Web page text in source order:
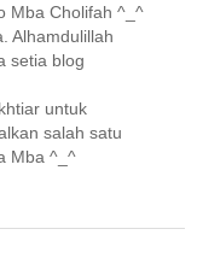
Mba Cholifah ^_^
Alhamdulillah
setia blog
untuk
salah satu
Mba ^_^